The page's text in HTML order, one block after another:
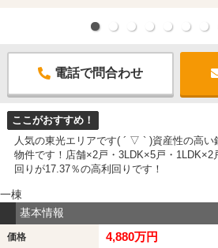
電話で問合わせ
ここがおすすめ！
人気の東光エリアです( ´ ▽ ` )資産性の高
物件です！店舗×2戸・3LDK×5戸・1LDK×2
回りが17.37％の高利回りです！
一棟
基本情報
価格 4,880万円